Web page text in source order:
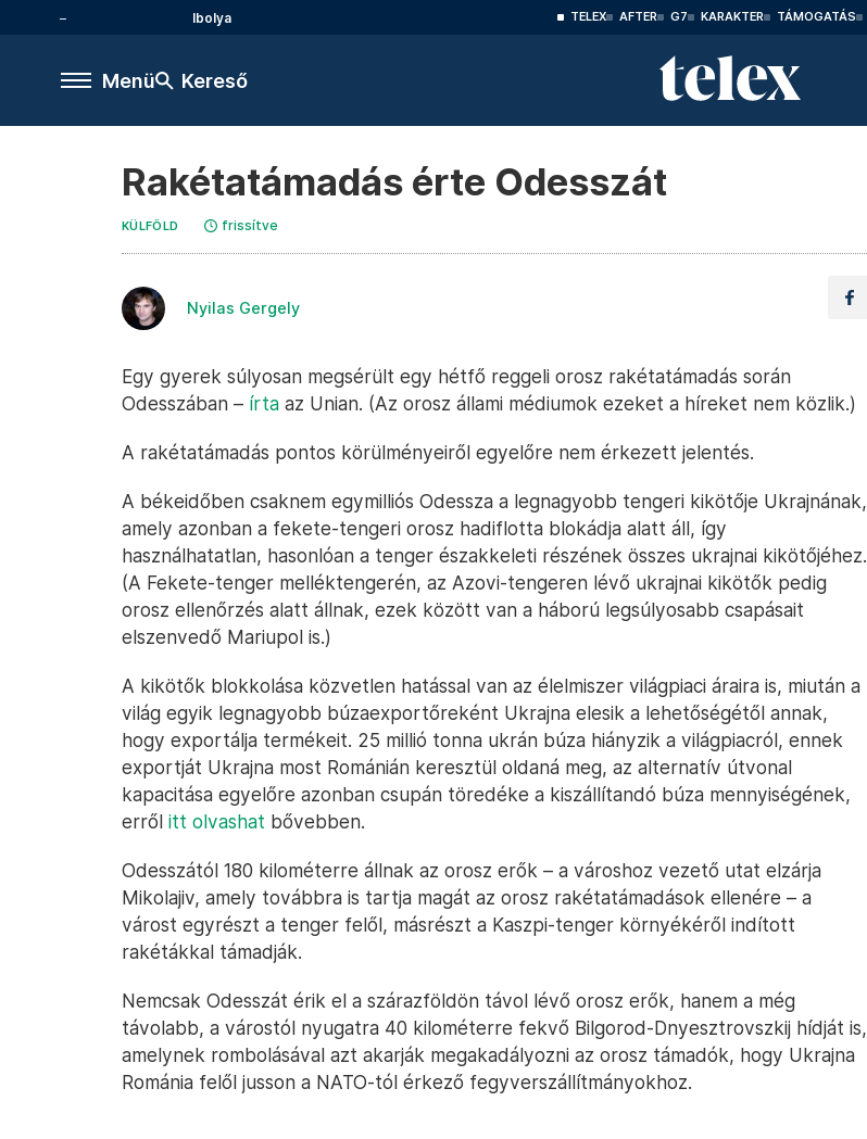
Ibolya TELEX AFTER G7 KARAKTER TÁMOGATÁS
Menü Kereső
Rakétatámadás érte Odesszát
KÜLFÖLD frissítve
Nyilas Gergely
Egy gyerek súlyosan megsérült egy hétfő reggeli orosz rakétatámadás során
Odesszában – írta az Unian. (Az orosz állami médiumok ezeket a híreket nem közlik.)
A rakétatámadás pontos körülményeiről egyelőre nem érkezett jelentés.
A békeidőben csaknem egymilliós Odessza a legnagyobb tengeri kikötője Ukrajnának,
amely azonban a fekete-tengeri orosz hadiflotta blokádja alatt áll, így
használhatatlan, hasonlóan a tenger északkeleti részének összes ukrajnai kikötőjéhez.
(A Fekete-tenger melléktengerén, az Azovi-tengeren lévő ukrajnai kikötők pedig
orosz ellenőrzés alatt állnak, ezek között van a háború legsúlyosabb csapásait
elszenvedő Mariupol is.)
A kikötők blokkolása közvetlen hatással van az élelmiszer világpiaci áraira is, miután a
világ egyik legnagyobb búzaexportőreként Ukrajna elesik a lehetőségétől annak,
hogy exportálja termékeit. 25 millió tonna ukrán búza hiányzik a világpiacról, ennek
exportját Ukrajna most Románián keresztül oldaná meg, az alternatív útvonal
kapacitása egyelőre azonban csupán töredéke a kiszállítandó búza mennyiségének,
erről itt olvashat bővebben.
Odesszától 180 kilométerre állnak az orosz erők – a városhoz vezető utat elzárja
Mikolajiv, amely továbbra is tartja magát az orosz rakétatámadások ellenére – a
várost egyrészt a tenger felől, másrészt a Kaszpi-tenger környékéről indított
rakétákkal támadják.
Nemcsak Odesszát érik el a szárazföldön távol lévő orosz erők, hanem a még
távolabb, a várostól nyugatra 40 kilométerre fekvő Bilgorod-Dnyesztrovszkij hídját is,
amelynek rombolásával azt akarják megakadályozni az orosz támadók, hogy Ukrajna
Románia felől jusson a NATO-tól érkező fegyverszállítmányokhoz.